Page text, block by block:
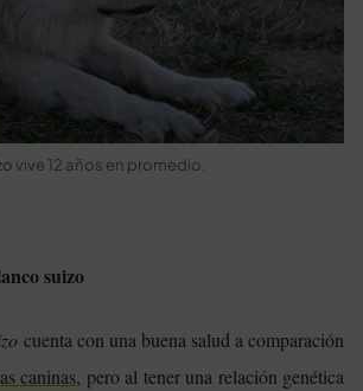
vive 12 años en promedio.
suizo
cuenta con una buena salud a comparación
caninas, pero al tener una relación genética